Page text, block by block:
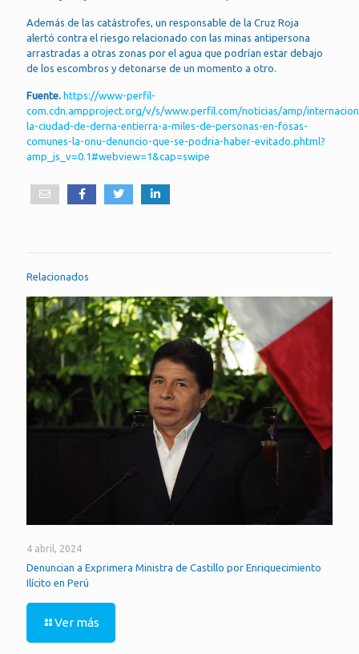
Además de las catástrofes, un responsable de la Cruz Roja
alertó contra el riesgo relacionado con las minas antipersona
arrastradas a otras zonas por el agua que podrían estar debajo
de los escombros y detonarse de un momento a otro.
Fuente. https://www-perfil-
com.cdn.ampproject.org/v/s/www.perfil.com/noticias/amp/
la-ciudad-de-derna-entierra-a-miles-de-personas-en-fosas-
comunes-la-onu-denuncio-que-se-podria-haber-evitado.phtml?
amp_js_v=0.1#webview=1&cap=swipe
Relacionados
4 abril, 2024
Denuncian a Exprimera Ministra de Castillo por Enriquecimiento
Ilícito en Perú
Ver más